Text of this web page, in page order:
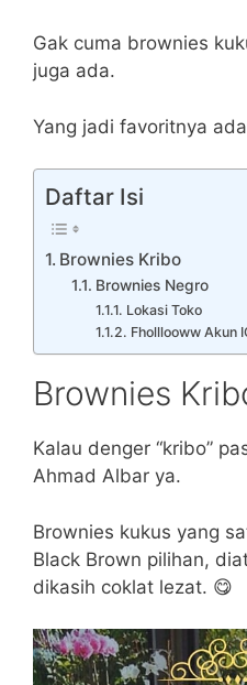
Gak cuma brownies
juga ada.
Yang jadi favoritnya
Daftar Isi
Brownies Kribo
Brownies Negro
Lokasi Toko
Fholllooww Akun
Brownies
Kalau denger “kribo”
Ahmad Albar ya.
Brownies kukus yang
Black Brown pilihan,
dikasih coklat lezat. 😋